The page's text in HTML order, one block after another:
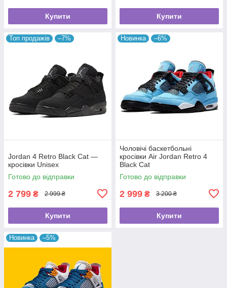
Купити Купити
Топ продажів –7%
Jordan 4 Retro Black Cat —
кросівки Unisex
Готово до відправки
2 799 ₴ 2 999 ₴
Купити
Новинка –6%
Чоловічі баскетбольні
кросівки Air Jordan Retro 4
Black Cat
Готово до відправки
2 999 ₴ 3 200 ₴
Купити
Новинка –5%